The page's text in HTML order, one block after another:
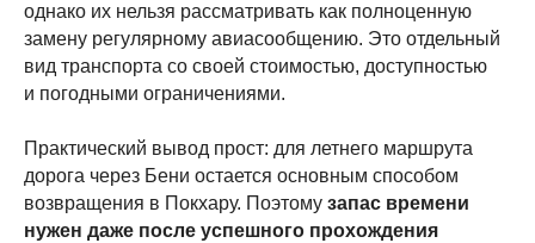
однако их нельзя рассматривать как полноценную
замену регулярному авиасообщению. Это отдельный
вид транспорта со своей стоимостью, доступностью
и погодными ограничениями.
Практический вывод прост: для летнего маршрута
дорога через Бени остается основным способом
возвращения в Покхару. Поэтому запас времени
нужен даже после успешного прохождения